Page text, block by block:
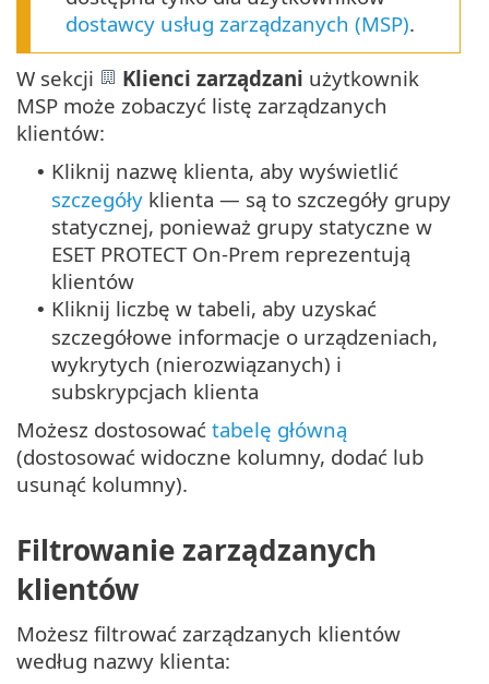
dostawcy usług zarządzanych (MSP).
W sekcji
Klienci zarządzani użytkownik
MSP może zobaczyć listę zarządzanych
klientów:
• Kliknij nazwę klienta, aby wyświetlić
szczegóły klienta — są to szczegóły grupy
statycznej, ponieważ grupy statyczne w
ESET PROTECT On-Prem reprezentują
klientów
• Kliknij liczbę w tabeli, aby uzyskać
szczegółowe informacje o urządzeniach,
wykrytych (nierozwiązanych) i
subskrypcjach klienta
Możesz dostosować tabelę główną
(dostosować widoczne kolumny, dodać lub
usunąć kolumny).
Filtrowanie zarządzanych
klientów
Możesz filtrować zarządzanych klientów
według nazwy klienta: